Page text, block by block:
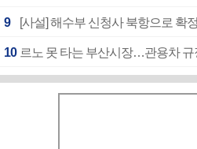
9 [사설] 해수부 신청사 북항으로 확
10 르노 못 타는 부산시장…관용차 규